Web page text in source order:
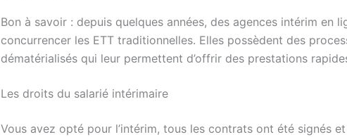
Bon à savoir : depuis quelques années, des agences intérim en
concurrencer les ETT traditionnelles. Elles possèdent des
dématérialisés qui leur permettent d’offrir des prestations
Les droits du salarié intérimaire
Vous avez opté pour l’intérim, tous les contrats ont été signés